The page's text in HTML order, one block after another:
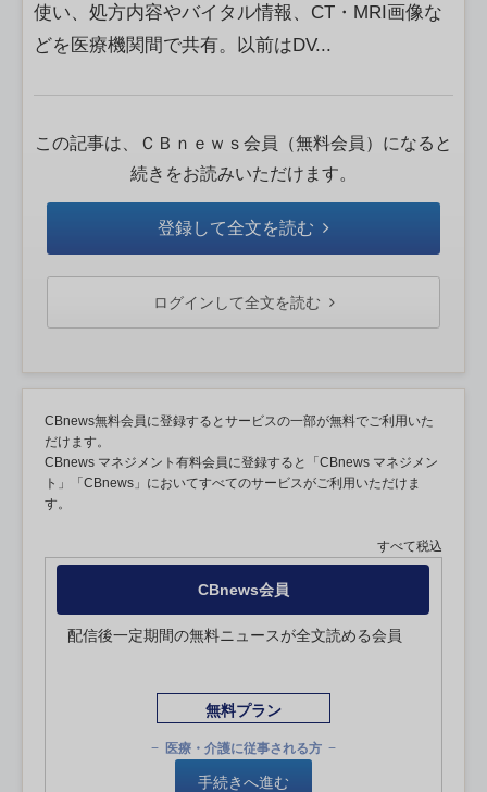
使い、処方内容やバイタル情報、CT・MRI画像な
どを医療機関間で共有。以前はDV...
この記事は、ＣＢｎｅｗｓ会員（無料会員）になると
続きをお読みいただけます。
登録して全文を読む
ログインして全文を読む
CBnews無料会員に登録するとサービスの一部が無料でご利用いた
だけます。
CBnews マネジメント有料会員に登録すると「CBnews マネジメン
ト」「CBnews」においてすべてのサービスがご利用いただけま
す。
すべて税込
CBnews会員
配信後一定期間の無料ニュースが全文読める会員
無料プラン
医療・介護に従事される方
手続きへ進む